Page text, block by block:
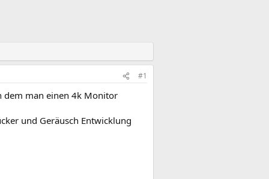
#1
dem man einen 4k Monitor
und Geräusch Entwicklung